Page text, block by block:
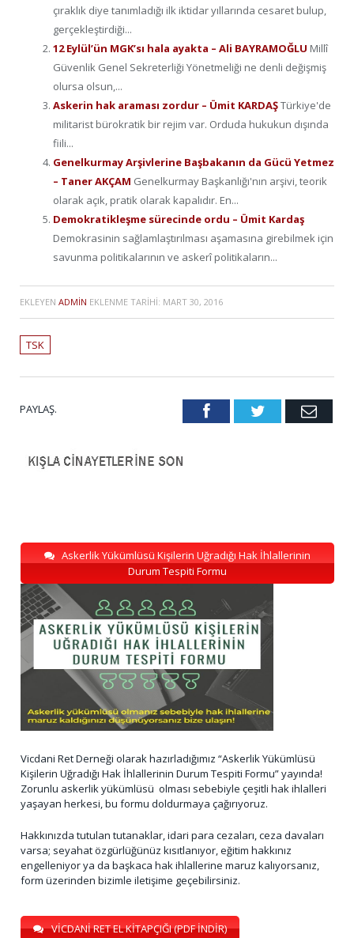
çıraklık diye tanımladığı ilk iktidar yıllarında cesaret bulup,
gerçekleştirdiği...
12 Eylül’ün MGK’sı hala ayakta – Ali BAYRAMOĞLU Millî
Güvenlik Genel Sekreterliği Yönetmeliği ne denli değişmiş
olursa olsun,...
Askerin hak araması zordur – Ümit KARDAŞTürkiye'de
militarist bürokratik bir rejim var. Orduda hukukun dışında
fiili...
Genelkurmay Arşivlerine Başbakanın da Gücü Yetmez
– Taner AKÇAM Genelkurmay Başkanlığı'nın arşivi, teorik
olarak açık, pratik olarak kapalıdır. En...
Demokratikleşme sürecinde ordu – Ümit Kardaş
Demokrasinin sağlamlaştırılması aşamasına girebilmek için
savunma politikalarının ve askerî politikaların...
EKLEYEN ADMIN EKLENME TARIHI: MART 30, 2016
TSK
PAYLAŞ. FacebookTwitter Email
Askerlik Yükümlüsü Kişilerin Uğradığı Hak İhlallerinin
Durum Tespiti Formu
Vicdani Ret Derneği olarak hazırladığımız “Askerlik Yükümlüsü
Kişilerin Uğradığı Hak İhlallerinin Durum Tespiti Formu” yayında!
Zorunlu askerlik yükümlüsü olması sebebiyle çeşitli hak ihlalleri
yaşayan herkesi, bu formu doldurmaya çağırıyoruz.
Hakkınızda tutulan tutanaklar, idari para cezaları, ceza davaları
varsa; seyahat özgürlüğünüz kısıtlanıyor, eğitim hakkınız
engelleniyor ya da başkaca hak ihlallerine maruz kalıyorsanız,
form üzerinden bizimle iletişime geçebilirsiniz.
VİCDANİ RET EL KİTAPÇIĞI (PDF İNDİR)